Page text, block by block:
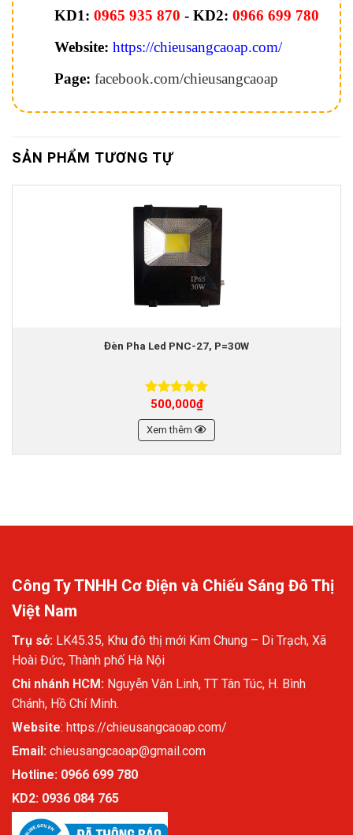
KD1: 0965 935 870 - KD2: 0966 699 780
Website: https://chieusangcaoap.com/
Page: facebook.com/chieusangcaoap
SẢN PHẨM TƯƠNG TỰ
Đèn Pha Led PNC-27, P=30W
Được xếp
hạng5.00
5 sao
500,000₫
Xem thêm
Công Ty TNHH Cơ Điện và Chiếu Sáng Đô Thị
Việt Nam
Trụ sở: LK45.35, Khu đô thị mới Kim Chung – Di Trạch, Xã
Hoài Đức, Thành phố Hà Nội
Chi nhánh HCM: Nguyễn Văn Linh, TT Tân Túc, H. Bình
Chánh, Hồ Chí Minh.
Website: https://chieusangcaoap.com/
Email: chieusangcaoap@gmail.com
Hotline: 0966 699 780
KD2: 0936 084 765